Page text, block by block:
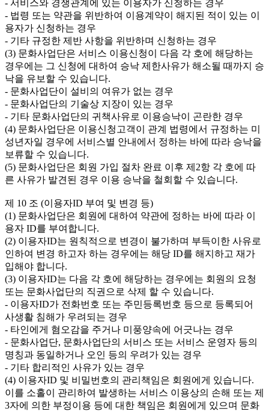
- 서비스와 경쟁관계에 있는 이용자가 신청하는 경우
- 법령 또는 약관을 위반하여 이용계약이 해지된 적이 있는 이
용자가 신청하는 경우
- 기타 규정한 제반 사항을 위반하며 신청하는 경우
(3) 문화사업단은 서비스 이용신청이 다음 각 호에 해당하는
경우에는 그 신청에 대하여 승낙 제한사유가 해소될 때까지 승
낙을 유보할 수 있습니다.
- 문화사업단이 설비의 여유가 없는 경우
- 문화사업단의 기술상 지장이 있는 경우
- 기타 문화사업단의 귀책사유로 이용승낙이 곤란한 경우
(4) 문화사업단은 이용신청고객이 관계 법령에서 규정하는 미
성년자일 경우에 서비스별 안내에서 정하는 바에 따라 승낙을
보류할 수 있습니다.
(5) 문화사업단은 회원 가입 절차 완료 이후 제2항 각 호에 따
른 사유가 발견된 경우 이용 승낙을 철회할 수 있습니다.
제 10 조 (이용자ID 부여 및 변경 등)
(1) 문화사업단은 회원에 대하여 약관에 정하는 바에 따라 이
용자 ID를 부여합니다.
(2) 이용자ID는 원칙적으로 변경이 불가하며 부득이한 사유로
인하여 변경 하고자 하는 경우에는 해당 ID를 해지하고 재가
입해야 합니다.
(3) 이용자ID는 다음 각 호에 해당하는 경우에는 회원의 요청
또는 문화사업단의 직권으로 삭제 할 수 있습니다.
- 이용자ID가 전화번호 또는 주민등록번호 등으로 등록되어
사생활 침해가 우려되는 경우
- 타인에게 혐오감을 주거나 미풍양속에 어긋나는 경우
- 문화사업단, 문화사업단의 서비스 또는 서비스 운영자 등의
명칭과 동일하거나 오인 등의 우려가 있는 경우
- 기타 합리적인 사유가 있는 경우
(4) 이용자ID 및 비밀번호의 관리책임은 회원에게 있습니다.
이를 소홀이 관리하여 발생하는 서비스 이용상의 손해 또는 제
3자에 의한 부정이용 등에 대한 책임은 회원에게 있으며 문화